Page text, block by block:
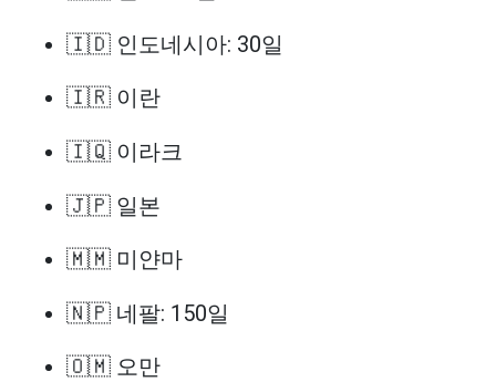
🇮🇩 인도네시아: 30일
🇮🇷 이란
🇮🇶 이라크
🇯🇵 일본
🇲🇲 미얀마
🇳🇵 네팔: 150일
🇴🇲 오만